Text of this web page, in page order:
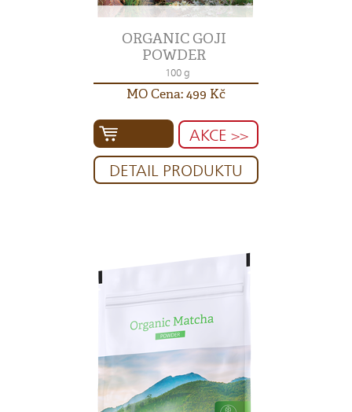
ORGANIC GOJI
POWDER
100 g
MO Cena: 499 Kč
AKCE >>
DETAIL PRODUKTU